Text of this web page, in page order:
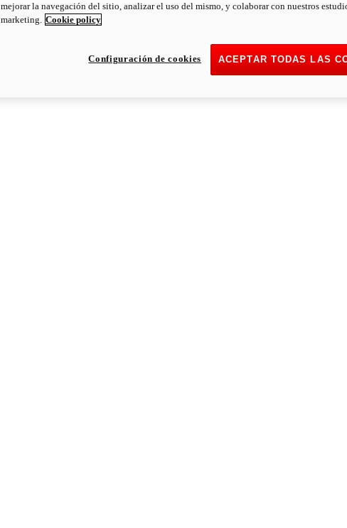
mejorar la navegación del sitio, analizar el uso del mismo, y colaborar con nuestros
marketing. Cookie policy
ACEPTAR TODAS LAS
Configuración de cookies